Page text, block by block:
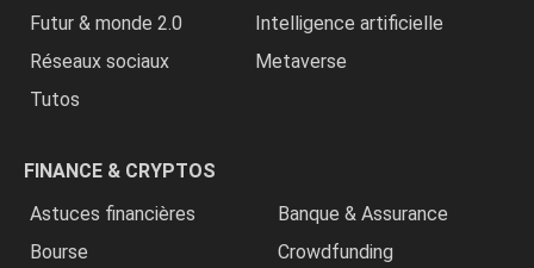
Futur & monde 2.0
Intelligence artificielle
Réseaux sociaux
Metaverse
Tutos
FINANCE & CRYPTOS
Astuces financières
Banque & Assurance
Bourse
Crowdfunding